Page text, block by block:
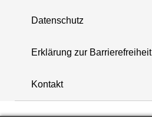
Datenschutz
Erklärung zur Barrierefreiheit
Kontakt